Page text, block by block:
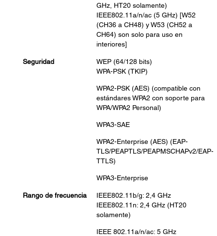
GHz, HT20 solamente)
IEEE802.11a/n/ac (5 GHz) [W52
(CH36 a CH48) y W53 (CH52 a
CH64) son solo para uso en
interiores]
Seguridad
WEP (64/128 bits)
WPA-PSK (TKIP)
WPA2-PSK (AES) (compatible con
estándares WPA2 con soporte para
WPA/WPA2 Personal)
WPA3-SAE
WPA2-Enterprise (AES) (EAP-
TLS/PEAPTLS/PEAPMSCHAPv2/EAP-
TTLS)
WPA3-Enterprise
Rango de frecuencia
IEEE802.11b/g: 2,4 GHz
IEEE802.11n: 2,4 GHz (HT20
solamente)
IEEE 802.11a/n/ac: 5 GHz